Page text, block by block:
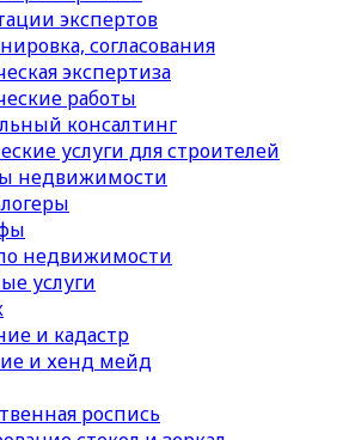
экспертов
согласования
экспертиза
работы
консалтинг
услуги для строителей
недвижимости
недвижимости
услуги
и кадастр
и хенд мейд
роспись